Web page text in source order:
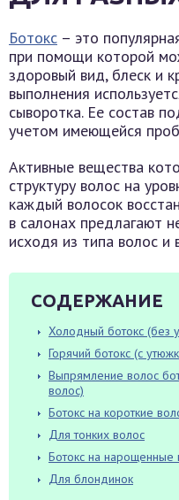
Ботокс – это
при помощи которой
здоровый вид, блеск и
выполнения
сыворотка. Ее состав
учетом имеющейся
Активные вещества
структуру волос на
каждый волосок
в салонах предлагают
исходя из типа волос
СОДЕРЖАНИЕ
Холодный ботокс (без
Горячий ботокс (с
Выпрямление волос
волос)
Ботокс на короткие
Для тонких волос
Ботокс на нарощенные
Для блондинок